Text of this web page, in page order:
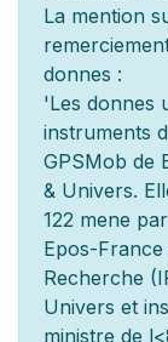
La mention
donnes :
'Les donnes
instruments
GPSMob de
& Univers.
122 mene
Epos-
Recherche
Univers et
ministre de l